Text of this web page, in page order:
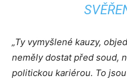
„Ty vymyšlené kauzy,
neměly dostat před soud,
politickou kariérou. To